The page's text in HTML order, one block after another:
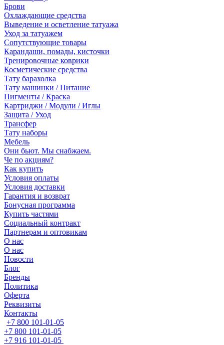
Брови
Охлаждающие средства
Выведение и осветление татуажа
Уход за татуажем
Сопутствующие товары
Карандаши, помады, кисточки
Тренировочные коврики
Косметические средства
Тату барахолка
Тату машинки / Питание
Пигменты / Краска
Картриджи / Модули / Иглы
Защита / Уход
Трансфер
Тату наборы
Мебель
Они бьют. Мы снабжаем.
Че по акциям?
Как купить
Условия оплаты
Условия доставки
Гарантия и возврат
Бонусная программа
Купить частями
Социальный контракт
Партнерам и оптовикам
О нас
О нас
Новости
Блог
Бренды
Политика
Оферта
Реквизиты
Контакты
+7 800 101-01-05
+7 800 101-01-05
+7 916 101-01-05